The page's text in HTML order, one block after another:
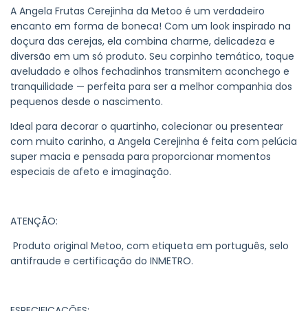
A Angela Frutas Cerejinha da Metoo é um verdadeiro
encanto em forma de boneca! Com um look inspirado na
doçura das cerejas, ela combina charme, delicadeza e
diversão em um só produto. Seu corpinho temático, toque
aveludado e olhos fechadinhos transmitem aconchego e
tranquilidade — perfeita para ser a melhor companhia dos
pequenos desde o nascimento.
Ideal para decorar o quartinho, colecionar ou presentear
com muito carinho, a Angela Cerejinha é feita com pelúcia
super macia e pensada para proporcionar momentos
especiais de afeto e imaginação.
ATENÇÃO:
Produto original Metoo, com etiqueta em português, selo
antifraude e certificação do INMETRO.